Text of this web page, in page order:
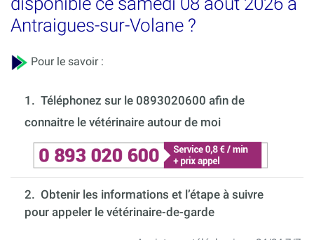
Antraigues-sur-Volane ?
Pour le savoir :
1. Téléphonez sur le 0893020600 afin de
connaitre le vétérinaire autour de moi
2. Obtenir les informations et l’étape à suivre
pour appeler le vétérinaire-de-garde